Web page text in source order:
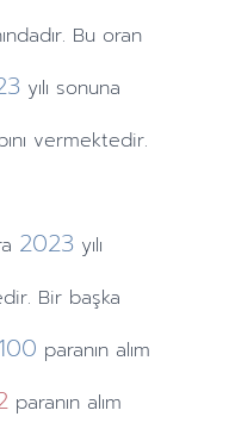
Bu oran
yılı sonuna
vermektedir.
2023 yılı
Bir başka
paranın alım
paranın alım